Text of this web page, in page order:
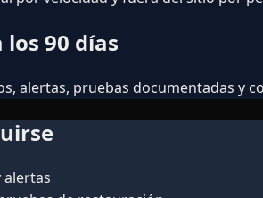
los 90 días
alertas, pruebas documentadas y